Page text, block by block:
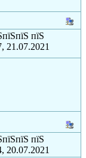
пїЅ
21.07.2021
пїЅ
20.07.2021